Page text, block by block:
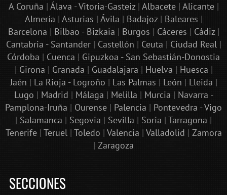
A Coruña | Álava - Vitoria-Gasteiz| Albacete| Alicante|
Almería | Asturias | Ávila | Badajoz| Baleares |
Barcelona | Bilbao - Bizkaia | Burgos | Cáceres | Cádiz|
Cantabria - Santander| Castellón | Ceuta | Ciudad Real|
Córdoba | Cuenca | Gipuzkoa - San Sebastián-Donostia
| Girona | Granada | Guadalajara | Huelva | Huesca |
Jaén | La Rioja - Logroño | Las Palmas | León | Lleida |
Lugo | Madrid | Málaga | Melilla | Murcia | Navarra -
Pamplona-Iruña | Ourense | Palencia | Pontevedra - Vigo
| Salamanca | Segovia | Sevilla | Soria | Tarragona |
Tenerife| Teruel| Toledo | Valencia | Valladolid | Zamora
| Zaragoza
SECCIONES